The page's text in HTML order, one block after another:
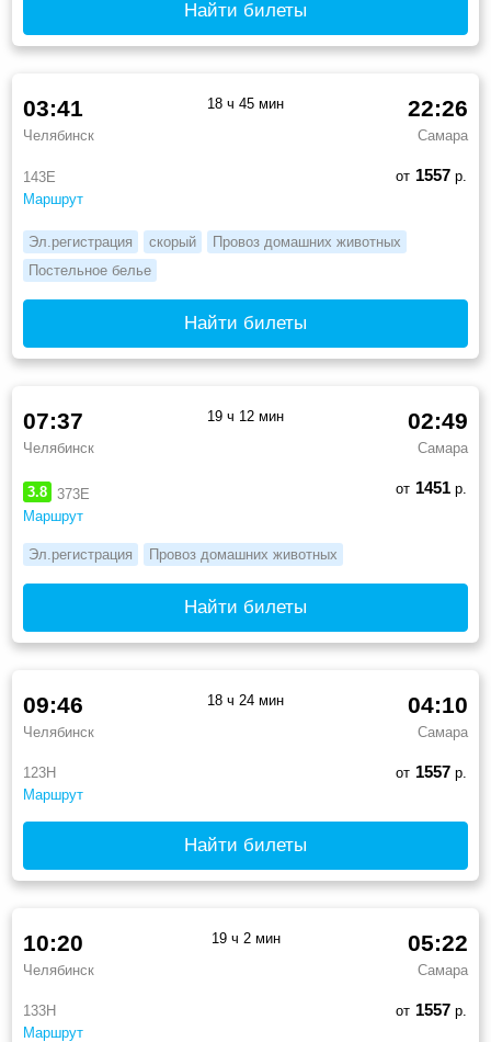
Найти билеты
143Е
Маршрут
03:41
Челябинск
22:26
Самара
18 ч 45 мин
от 1557р.
Эл.регистрация скорый
Провоз домашних животных
Постельное белье
Найти билеты
3.8
373Е
Маршрут
07:37
Челябинск
02:49
Самара
19 ч 12 мин
от 1451р.
Эл.регистрация Провоз домашних животных
Найти билеты
123Н
Маршрут
09:46
Челябинск
04:10
Самара
18 ч 24 мин
от 1557р.
Найти билеты
133Н
Маршрут
10:20
Челябинск
05:22
Самара
19 ч 2 мин
от 1557р.